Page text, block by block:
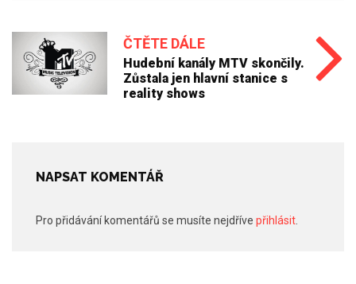
ČTĚTE DÁLE
Hudební kanály MTV skončily.
Zůstala jen hlavní stanice s
reality shows
NAPSAT KOMENTÁŘ
Pro přidávání komentářů se musíte nejdříve přihlásit.